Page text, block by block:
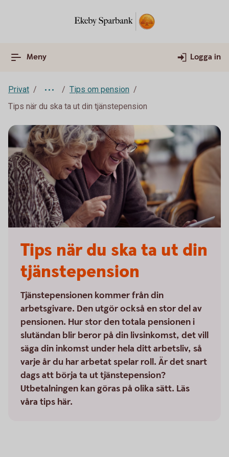
Meny Logga in
Privat
Tips om pension
Tips när du ska ta ut din tjänstepension
Tips när du ska ta ut din
tjänstepension
Tjänstepensionen kommer från din
arbetsgivare. Den utgör också en stor del av
pensionen. Hur stor den totala pensionen i
slutändan blir beror på din livsinkomst, det vill
säga din inkomst under hela ditt arbetsliv, så
varje år du har arbetat spelar roll. Är det snart
dags att börja ta ut tjänstepension?
Utbetalningen kan göras på olika sätt. Läs
våra tips här.